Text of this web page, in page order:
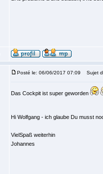
Posté le: 06/06/2017 07:09 Sujet
Das Cockpit ist super geworden
Hi Wolfgang - ich glaube Du musst
VielSpaß weiterhin
Johannes